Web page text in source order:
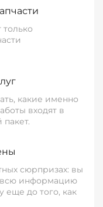
какие именно
входят в
сюрпризах: вы
всю информацию
еще до того, как